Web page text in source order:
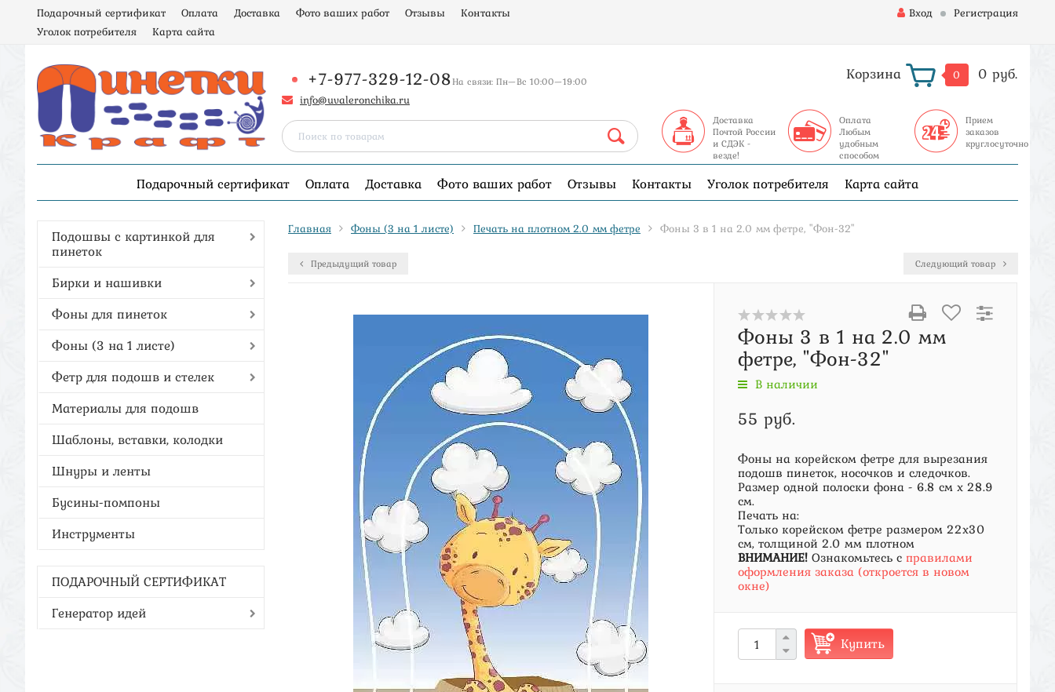
Подарочный сертификат Оплата Доставка Фото ваших работ Отзывы
Контакты
Уголок потребителя
Карта сайта
Вход Регистрация
+7-977-329-12-08На связи: Пн—Вс 10:00—19:00
info@uvaleronchika.ru
Корзина 0 0 руб.
Доставка
Почтой России
и СДЭК -
везде!
Оплата
Любым
удобным
способом
Прием
заказов
круглосуточно
Подарочный сертификат Оплата Доставка Фото ваших работ Отзывы Контакты Уголок потребителя Карта сайта
Подошвы с картинкой для
пинеток
Бирки и нашивки
Фоны для пинеток
Фоны (3 на 1 листе)
Фетр для подошв и стелек
Материалы для подошв
Шаблоны, вставки, колодки
Шнуры и ленты
Бусины-помпоны
Инструменты
ПОДАРОЧНЫЙ СЕРТИФИКАТ
Генератор идей
Главная Фоны (3 на 1 листе) Печать на плотном 2.0 мм фетре Фоны 3 в 1 на 2.0 мм фетре, "Фон-32"
Предыдущий товар Следующий товар
Фоны 3 в 1 на 2.0 мм
фетре, "Фон-32"
В наличии
55 руб.
Фоны на корейском фетре для вырезания
подошв пинеток, носочков и следочков.
Размер одной полоски фона - 6.8 см х 28.9
см.
Печать на:
Только корейском фетре размером 22х30
см, толщиной 2.0 мм плотном
ВНИМАНИЕ! Ознакомьтесь с правилами
оформления заказа (откроется в новом
окне)
Купить